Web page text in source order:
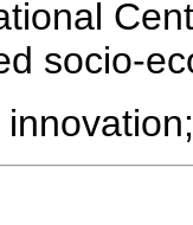
socio-